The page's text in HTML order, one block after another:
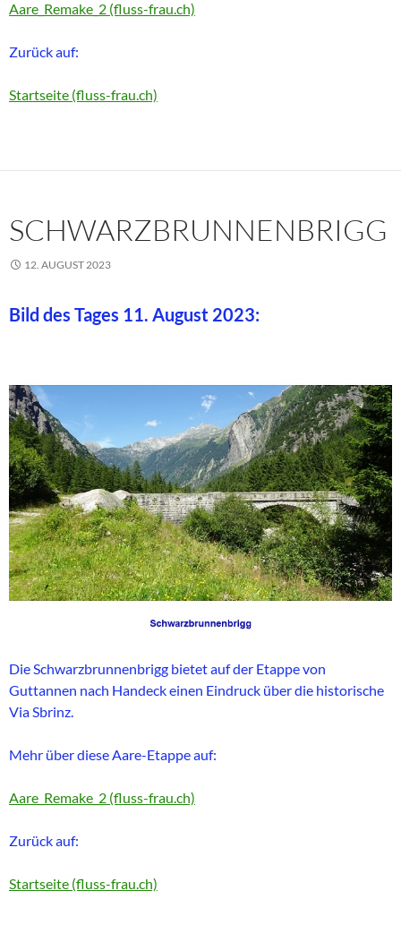
Aare_Remake_2 (fluss-frau.ch)
Zurück auf:
Startseite (fluss-frau.ch)
SCHWARZBRUNNENBRIGG
12. AUGUST 2023
Bild des Tages 11. August 2023:
Die Schwarzbrunnenbrigg bietet auf der Etappe von
Guttannen nach Handeck einen Eindruck über die historische
Via Sbrinz.
Mehr über diese Aare-Etappe auf:
Aare_Remake_2 (fluss-frau.ch)
Zurück auf:
Startseite (fluss-frau.ch)